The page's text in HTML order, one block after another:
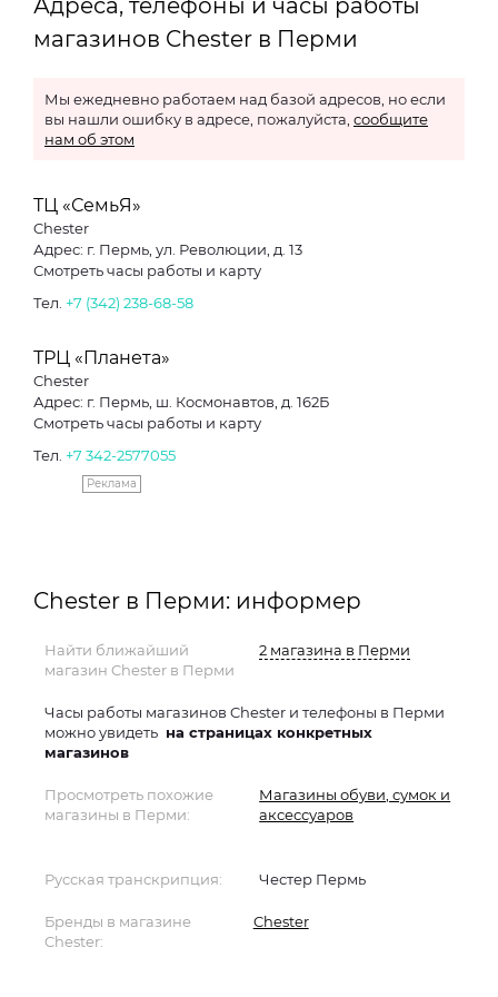
Адреса, телефоны и часы работы
магазинов Chester в Перми
Мы ежедневно работаем над базой адресов, но если
вы нашли ошибку в адресе, пожалуйста, сообщите
нам об этом
ТЦ «СемьЯ»
Chester
Адрес: г. Пермь, ул. Революции, д. 13
Смотреть часы работы и карту
Тел. +7 (342) 238-68-58
ТРЦ «Планета»
Chester
Адрес: г. Пермь, ш. Космонавтов, д. 162Б
Смотреть часы работы и карту
Тел. +7 342-2577055
Реклама
Chester в Перми: информер
Найти ближайший
магазин Chester в Перми
2 магазина в Перми
Часы работы магазинов Chester и телефоны в Перми
можно увидеть на страницах конкретных
магазинов
Просмотреть похожие
магазины в Перми:
Магазины обуви, сумок и
аксессуаров
Русская транскрипция: Честер Пермь
Бренды в магазине
Chester:
Chester